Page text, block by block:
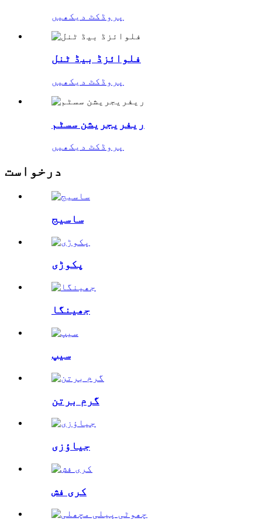
پروڈکٹ دیکھیں
فلوائزڈ بیڈ ٹنل
پروڈکٹ دیکھیں
ریفریجریشن سسٹم
پروڈکٹ دیکھیں
درخواست
ساسیج
پکوڑی
جھینگا
سیپ
گرم برتن
جیاؤزی
کری فش